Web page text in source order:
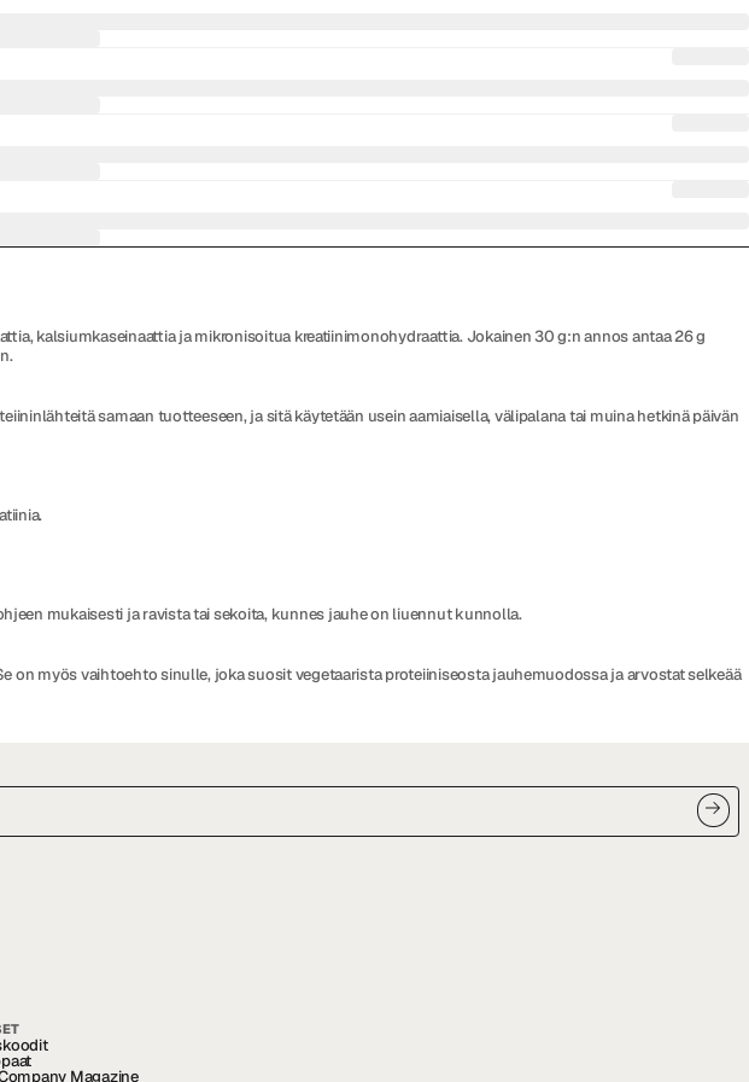
kalsiumkaseinaattia ja mikronisoitua kreatiinimonohydraattia. Jokainen 30 g:n annos antaa 26 g
samaan tuotteeseen, ja sitä käytetään usein aamiaisella, välipalana tai muina hetkinä päivän
mukaisesti ja ravista tai sekoita, kunnes jauhe on liuennut kunnolla.
on myös vaihtoehto sinulle, joka suosit vegetaarista proteiiniseosta jauhemuodossa ja arvostat selkeää
Magazine